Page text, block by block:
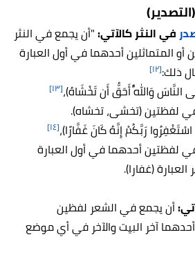
في النثر كالآتي:"أن يجمع في النثر
أو المتماثلين أحدهما في أول العبارة
ذلك:[١٢]
النَّاسَ وَاللَّهُ أَحَقُّ أَن تَخْشَاهُ)،[١٣]
لفظتين (تخشى، تخشاه).
رَبَّكُمْ إِنَّهُ كَانَ غَفَّارًا)،[١٤]
لفظتين أحدهما في أول العبارة
(غفارا).
أن يجمع في الشعر لفظين
آخر البيت والآخر في أي موضع